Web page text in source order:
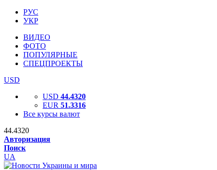
РУС
УКР
ВИДЕО
ФОТО
ПОПУЛЯРНЫЕ
СПЕЦПРОЕКТЫ
USD
USD 44.4320
EUR 51.3316
Все курсы валют
44.4320
Авторизация
Поиск
UA